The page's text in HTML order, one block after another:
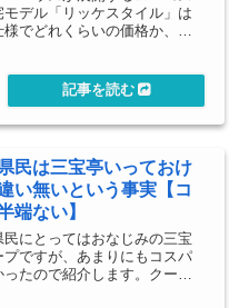
モデル「リッケスタイル」は
様でどれくらいの価格か、実
民は三宝亭いっておけ
い無いという事実【コ
端ない】
民にとってはおなじみの三宝
プですが、あまりにもコスパ
たので紹介します。クーポ